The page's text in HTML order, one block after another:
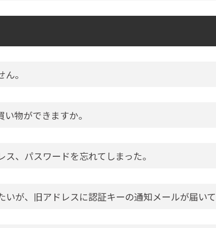
。
物ができますか。
、パスワードを忘れてしまった。
いが、旧アドレスに認証キーの通知メールが届い